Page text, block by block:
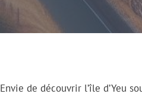
Envie de découvrir l’île d’Yeu